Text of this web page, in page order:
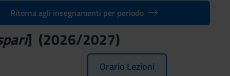
Ritorna agli insegnamenti per periodo
] (2026/2027)
Orario Lezioni